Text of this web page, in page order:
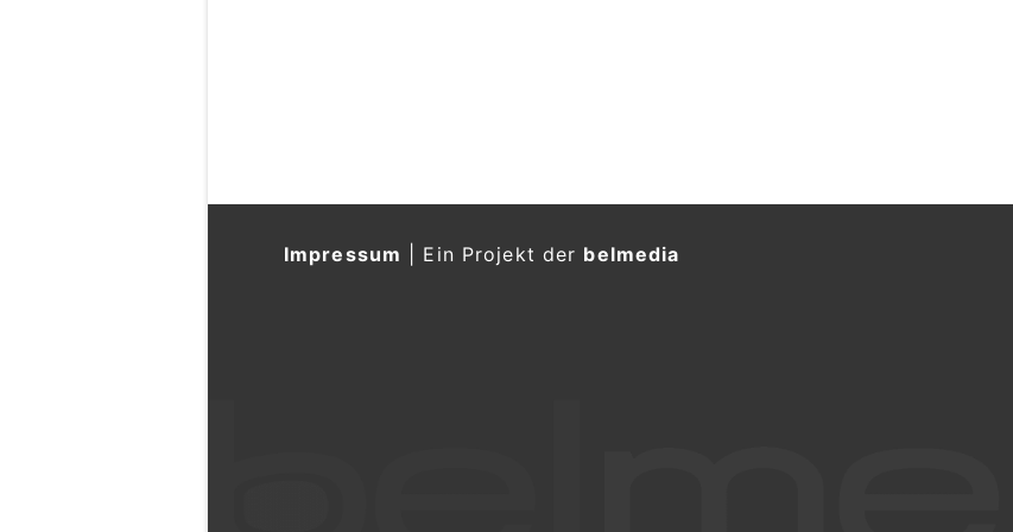
Impressum Ein Projekt der belmedia